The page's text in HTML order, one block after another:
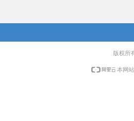
版权所
本网